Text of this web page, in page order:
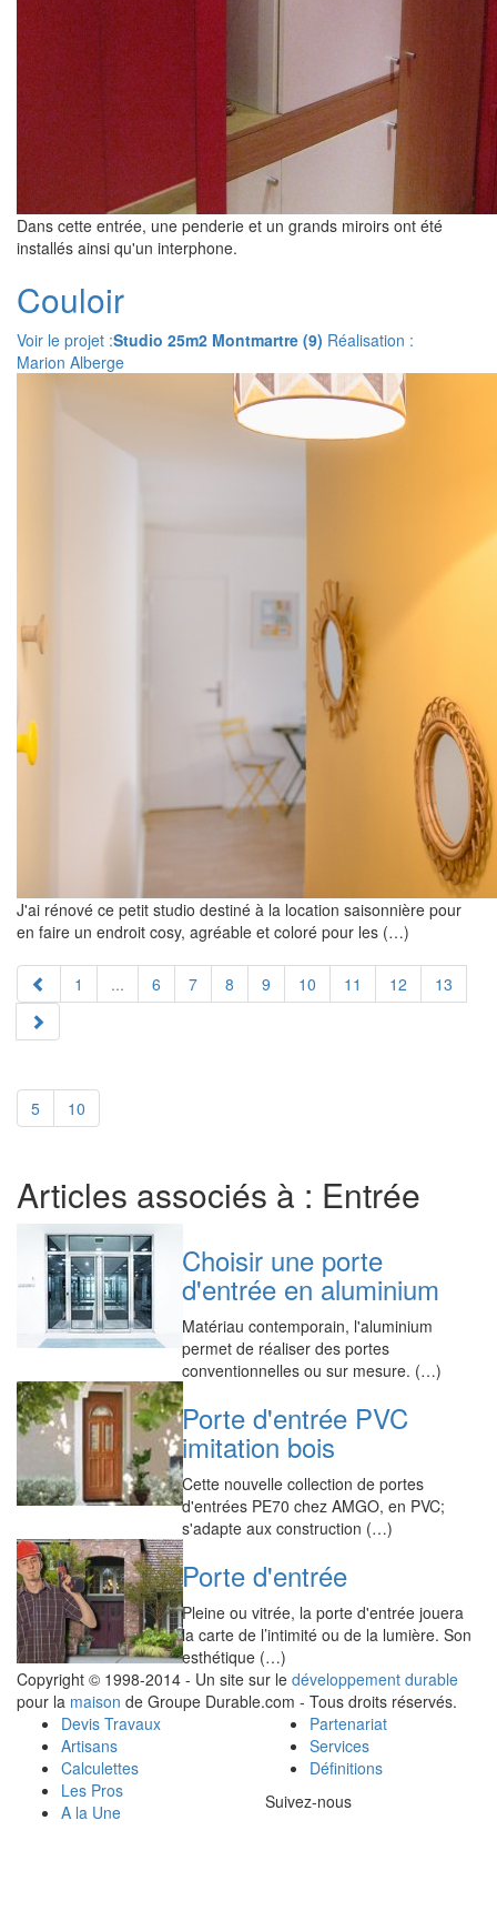
Dans cette entrée, une penderie et un grands miroirs ont été
installés ainsi qu'un interphone.
Couloir
Voir le projet :Studio 25m2 Montmartre (9) Réalisation :
Marion Alberge
J'ai rénové ce petit studio destiné à la location saisonnière pour
en faire un endroit cosy, agréable et coloré pour les (…)
1 ... 6 7 8 9 10 11 12 13
5 10
Articles associés à : Entrée
Choisir une porte
d'entrée en aluminium
Matériau contemporain, l'aluminium
permet de réaliser des portes
conventionnelles ou sur mesure. (…)
Porte d'entrée PVC
imitation bois
Cette nouvelle collection de portes
d'entrées PE70 chez AMGO, en PVC;
s'adapte aux construction (…)
Porte d'entrée
Pleine ou vitrée, la porte d'entrée jouera
la carte de l’intimité ou de la lumière. Son
esthétique (…)
Copyright © 1998-2014 - Un site sur le développement durable
pour la maison de Groupe Durable.com - Tous droits réservés.
Devis Travaux
Artisans
Calculettes
Les Pros
A la Une
Partenariat
Services
Définitions
Suivez-nous